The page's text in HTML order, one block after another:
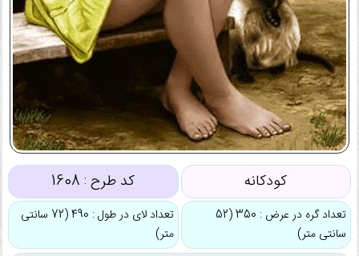
کودکانه کد طرح : 1608
تعداد گره در عرض : 350 (52
سانتی متر)
تعداد لای در طول : 490 (72 سانتی
متر)